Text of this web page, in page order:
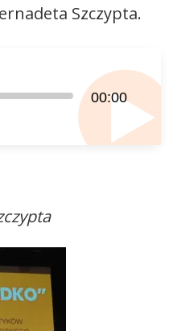
Szczypta.
00:00